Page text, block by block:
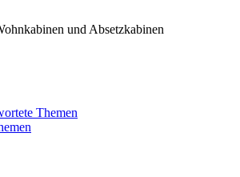
und Absetzkabinen
Themen